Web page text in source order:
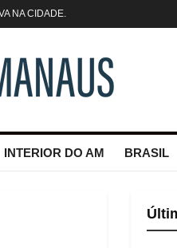
NA CIDADE.
INTERIOR DO AM BRASIL